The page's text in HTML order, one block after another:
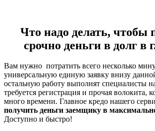
Что надо делать, чтобы
срочно деньги в долг в
Вам нужно потратить всего несколько
универсальную единую заявку внизу
остальную работу выполнят специалисты
требуется регистрация и прочая волокита,
много времени. Главное кредо нашего
получить деньги заемщику в
Доступно и быстро!